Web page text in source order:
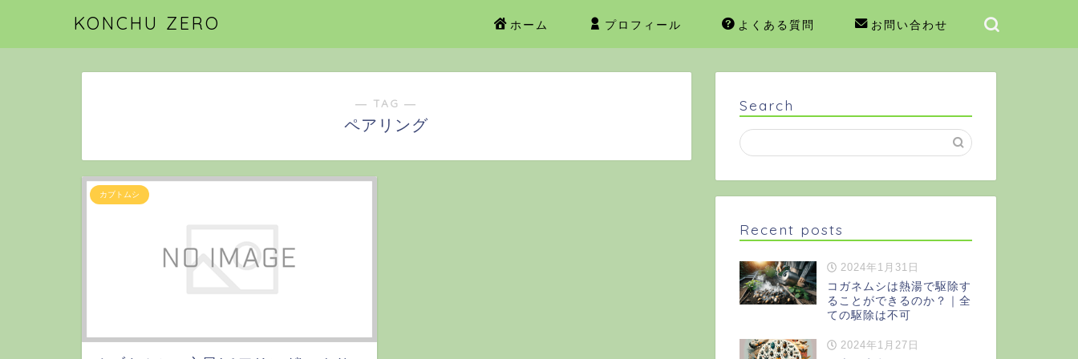
KONCHU ZERO ホーム プロフィール よくある質問 お問い合わせ
― TAG ―
ペアリング
カブトムシ
Search
Recent posts
2024年1月31日
コガネムシは熱湯で駆除す
ることができるのか？｜全
ての駆除は不可
2024年1月27日